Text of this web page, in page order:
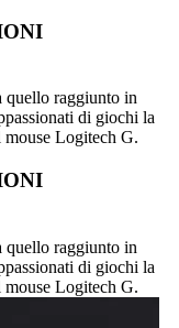
quello raggiunto in
di giochi la
mouse Logitech G.
quello raggiunto in
di giochi la
mouse Logitech G.